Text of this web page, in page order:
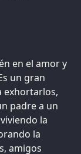
en el amor y
un gran
exhortarlos,
padre a un
la
la
amigos